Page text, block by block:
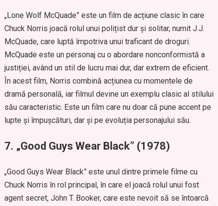
„Lone Wolf McQuade” este un film de acțiune clasic în care
Chuck Norris joacă rolul unui polițist dur și solitar, numit J.J.
McQuade, care luptă împotriva unui traficant de droguri.
McQuade este un personaj cu o abordare nonconformistă a
justiției, având un stil de lucru mai dur, dar extrem de eficient.
În acest film, Norris combină acțiunea cu momentele de
dramă personală, iar filmul devine un exemplu clasic al stilului
său caracteristic. Este un film care nu doar că pune accent pe
lupte și împușcături, dar și pe evoluția personajului său.
7. „Good Guys Wear Black” (1978)
„Good Guys Wear Black” este unul dintre primele filme cu
Chuck Norris în rol principal, în care el joacă rolul unui fost
agent secret, John T. Booker, care este nevoit să se întoarcă